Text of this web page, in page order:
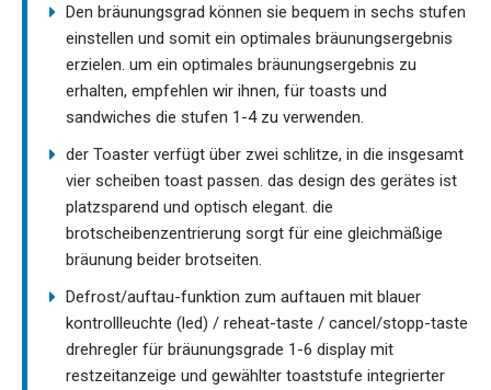
Den bräunungsgrad können sie bequem in sechs stufen
einstellen und somit ein optimales bräunungsergebnis
erzielen. um ein optimales bräunungsergebnis zu
erhalten, empfehlen wir ihnen, für toasts und
sandwiches die stufen 1-4 zu verwenden.
der Toaster verfügt über zwei schlitze, in die insgesamt
vier scheiben toast passen. das design des gerätes ist
platzsparend und optisch elegant. die
brotscheibenzentrierung sorgt für eine gleichmäßige
bräunung beider brotseiten.
Defrost/auftau-funktion zum auftauen mit blauer
kontrollleuchte (led) / reheat-taste / cancel/stopp-taste
drehregler für bräunungsgrade 1-6 display mit
restzeitanzeige und gewählter toaststufe integrierter